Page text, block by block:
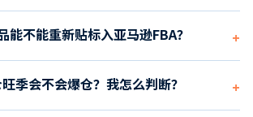
能不能重新贴标入亚马逊FBA？ +
季会不会爆仓？我怎么判断？ +